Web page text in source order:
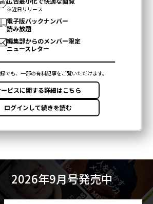
2026年9月号発売中